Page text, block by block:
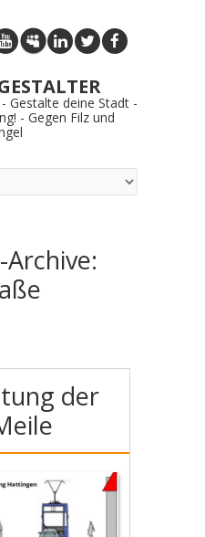
Gestalte deine Stadt -
- Gegen Filz und
der